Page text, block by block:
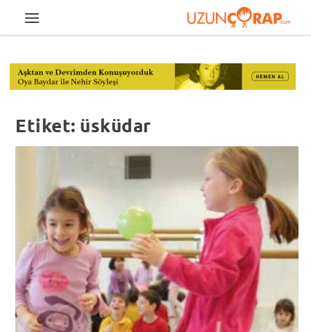
Etiket: üsküdar